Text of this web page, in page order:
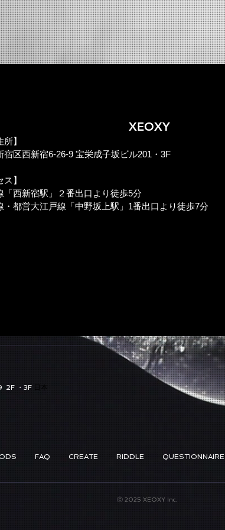
XEOXY
所】
宿区西新宿6-26-9 宝栄成子坂ビル201・3F​
ス】
「西新宿駅」２番出口より徒歩5分
・都営大江戸線「中野坂上駅」1番出口より徒歩7分
2F ・3F
FAQ CREATE RIDDLE QUESTIONNAIRE
Ⓒ 2025 XEOXY Inc.